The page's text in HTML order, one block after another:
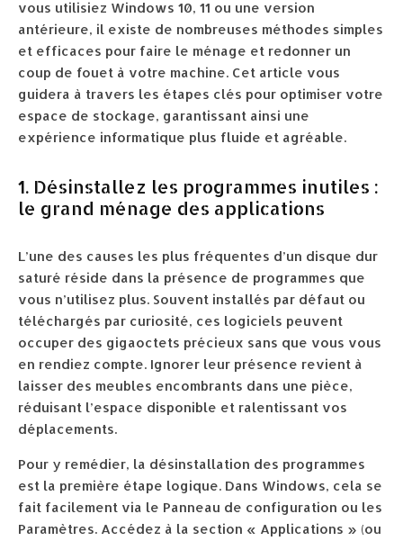
vous utilisiez Windows 10, 11 ou une version
antérieure, il existe de nombreuses méthodes simples
et efficaces pour faire le ménage et redonner un
coup de fouet à votre machine. Cet article vous
guidera à travers les étapes clés pour optimiser votre
espace de stockage, garantissant ainsi une
expérience informatique plus fluide et agréable.
1. Désinstallez les programmes inutiles :
le grand ménage des applications
L’une des causes les plus fréquentes d’un disque dur
saturé réside dans la présence de programmes que
vous n’utilisez plus. Souvent installés par défaut ou
téléchargés par curiosité, ces logiciels peuvent
occuper des gigaoctets précieux sans que vous vous
en rendiez compte. Ignorer leur présence revient à
laisser des meubles encombrants dans une pièce,
réduisant l’espace disponible et ralentissant vos
déplacements.
Pour y remédier, la désinstallation des programmes
est la première étape logique. Dans Windows, cela se
fait facilement via le Panneau de configuration ou les
Paramètres. Accédez à la section « Applications » (ou